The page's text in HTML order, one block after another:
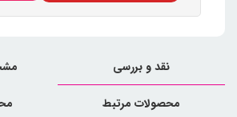
نقد و بررسی
محصولات مرتبط